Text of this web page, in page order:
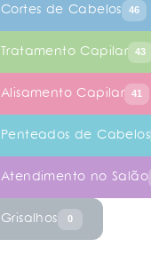
Cortes de Cabelos 46
Tratamento Capilar 43
Alisamento Capilar 41
Penteados de Cabelos
Atendimento no Salão
Grisalhos 0